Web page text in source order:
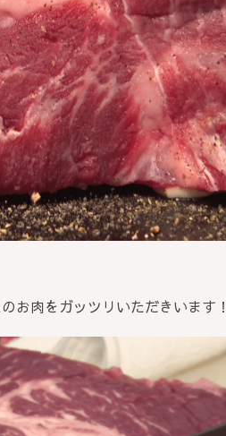
お肉をガッツリいただきいます！